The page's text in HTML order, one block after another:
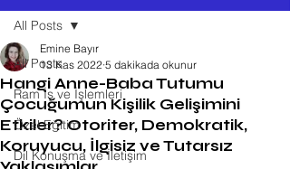
All Posts
Ram İş ve İşlemleri
Özel Eğitim
Dil Konuşma ve İletişim
All Posts
Hangi Anne-Baba Tutumu
Çocuğumun Kişilik Gelişimini
Etkiler? Otoriter, Demokratik,
Koruyucu, İlgisiz ve Tutarsız
Emine Bayır
13 Kas 2022 5 dakikada okunur